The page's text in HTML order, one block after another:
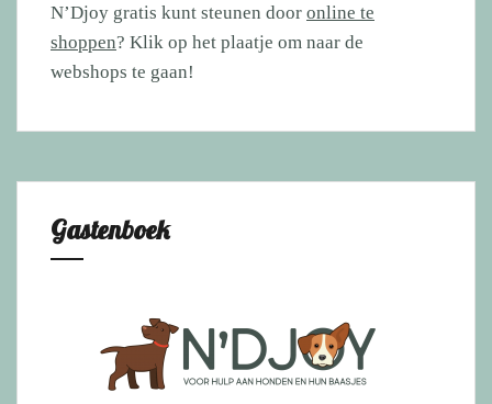
N’Djoy gratis kunt steunen door online te
shoppen? Klik op het plaatje om naar de
webshops te gaan!
Gastenboek